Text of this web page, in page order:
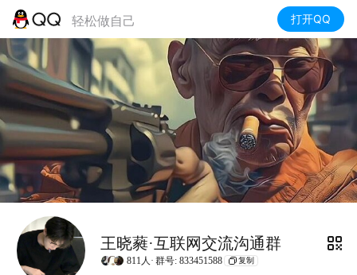
轻松做自己 打开QQ
王晓蕤·互联网交流沟通群
811人· 群号: 833451588 复制